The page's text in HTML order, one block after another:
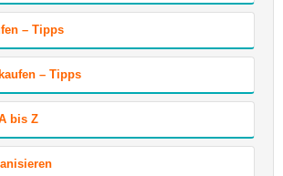
– Tipps
– Tipps
bis Z